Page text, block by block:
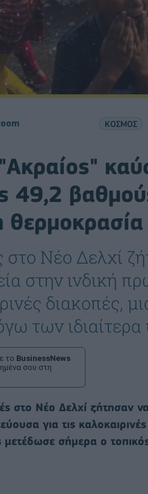
ΚΟΣΜΟΣ
"Ακραίος"
49,2
θερμοκρασία
στο Νέο Δελχί
στην ινδική
διακοπές,
των
το BusinessNews
σου στη
στο Νέο Δελχί ζήτησαν
για τις
σήμερα ο